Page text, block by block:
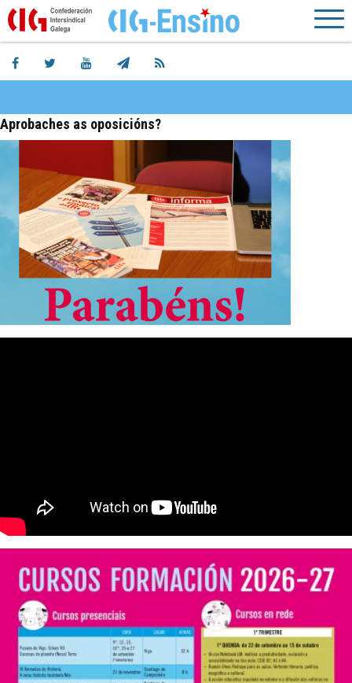
Aprobaches as oposicións?